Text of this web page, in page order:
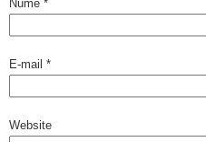
Nume *
E-mail *
Website